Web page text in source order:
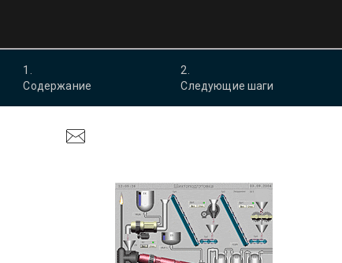
1
Содержание
2
Следующие шаги